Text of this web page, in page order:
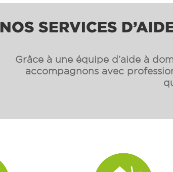
NOS SERVICES
Grâce à une équipe d’aide à
accompagnons avec